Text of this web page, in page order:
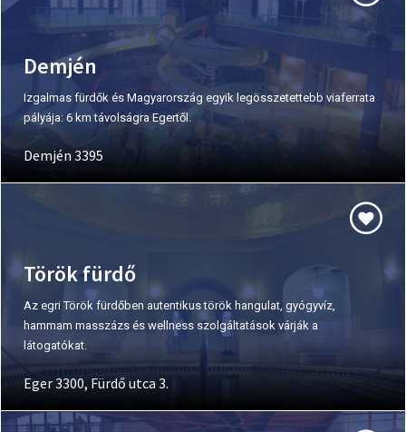
Demjén
Izgalmas fürdők és Magyarország egyik legösszetettebb viaferrata
pályája: 6 km távolságra Egertől.
Demjén 3395
Török fürdő
Az egri Török fürdőben autentikus török hangulat, gyógyvíz,
hammam masszázs és wellness szolgáltatások várják a
látogatókat.
Eger 3300, Fürdő utca 3.